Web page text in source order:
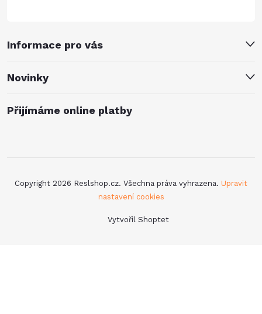
Informace pro vás
Novinky
Přijímáme online platby
Vytvořil Shoptet
Copyright 2026 Reslshop.cz. Všechna práva vyhrazena. Upravit
nastavení cookies